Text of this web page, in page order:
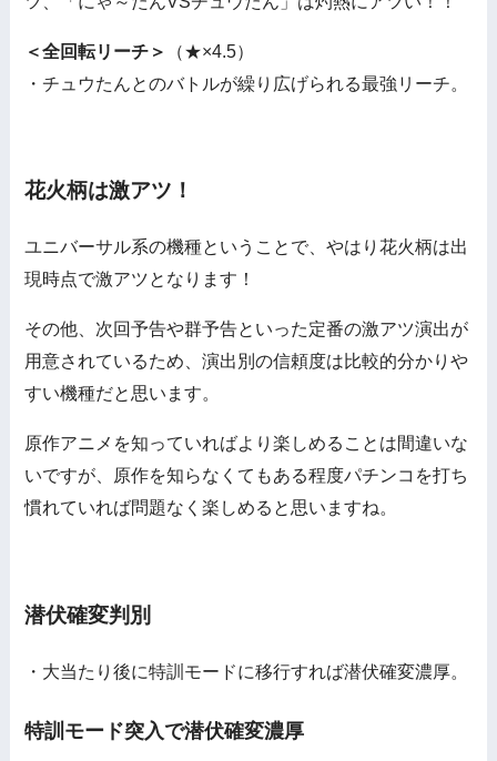
＜全回転リーチ＞
（★×4.5）
・チュウたんとのバトルが繰り広げられる最強リーチ。
花火柄は激アツ！
ユニバーサル系の機種ということで、やはり花火柄は出
現時点で激アツとなります！
その他、次回予告や群予告といった定番の激アツ演出が
用意されているため、演出別の信頼度は比較的分かりや
すい機種だと思います。
原作アニメを知っていればより楽しめることは間違いな
いですが、原作を知らなくてもある程度パチンコを打ち
慣れていれば問題なく楽しめると思いますね。
潜伏確変判別
・大当たり後に特訓モードに移行すれば潜伏確変濃厚。
特訓モード突入で潜伏確変濃厚